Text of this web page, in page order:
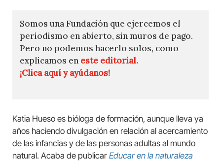
Somos una Fundación que ejercemos el
periodismo en abierto, sin muros de pago.
Pero no podemos hacerlo solos, como
explicamos en este editorial.
¡Clica aquí y ayúdanos!
Katia Hueso es bióloga de formación, aunque lleva ya
años haciendo divulgación en relación al acercamiento
de las infancias y de las personas adultas al mundo
natural. Acaba de publicar Educar en la naturaleza